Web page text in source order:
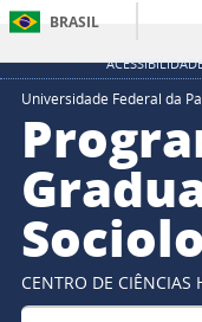
BRASIL
Universidade Federal da
CENTRO DE CIÊNCIAS
Buscar no portal